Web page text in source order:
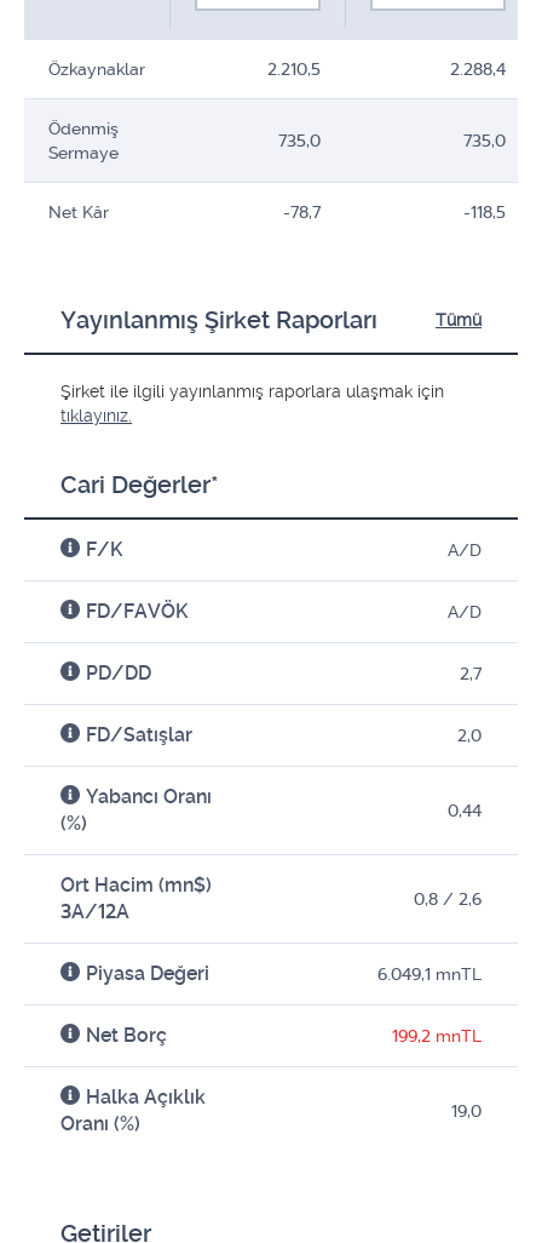
Özkaynaklar 2.210,5 2.288,4
Ödenmiş
Sermaye
735,0 735,0
Net Kâr -78,7 -118,5
Yayınlanmış Şirket Raporları Tümü
Şirket ile ilgili yayınlanmış raporlara ulaşmak için
tıklayınız.
Cari Değerler*
F/K A/D
FD/FAVÖK A/D
PD/DD 2,7
FD/Satışlar 2,0
Yabancı Oranı
(%)
0,44
Ort Hacim (mn$)
3A/12A
0,8 / 2,6
Piyasa Değeri 6.049,1 mnTL
Net Borç 199,2 mnTL
Halka Açıklık
Oranı (%)
19,0
Getiriler